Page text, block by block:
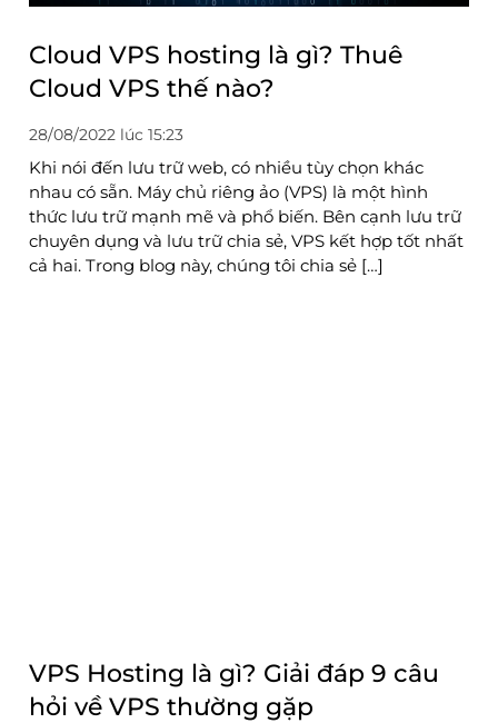
Cloud VPS hosting là gì? Thuê
Cloud VPS thế nào?
28/08/2022 lúc 15:23
Khi nói đến lưu trữ web, có nhiều tùy chọn khác
nhau có sẵn. Máy chủ riêng ảo (VPS) là một hình
thức lưu trữ mạnh mẽ và phổ biến. Bên cạnh lưu trữ
chuyên dụng và lưu trữ chia sẻ, VPS kết hợp tốt nhất
cả hai. Trong blog này, chúng tôi chia sẻ […]
VPS Hosting là gì? Giải đáp 9 câu
hỏi về VPS thường gặp